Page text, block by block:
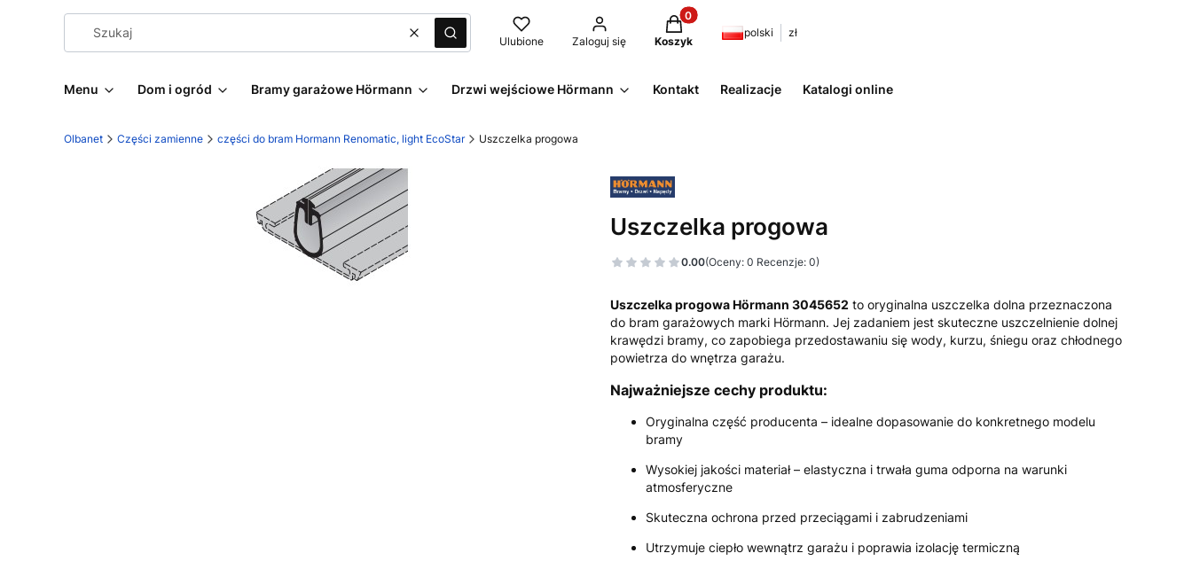
WyczyśćSzukaj Ulubione Zaloguj się
Produkty w koszyku: 0. Zobacz szczegóły
Koszyk
polski zł
Menu Dom i ogród Bramy garażowe Hörmann Drzwi wejściowe Hörmann Kontakt Realizacje Katalogi online
Olbanet Części zamienne części do bram Hormann Renomatic, light EcoStar Uszczelka progowa
Uszczelka progowa
0.00(Oceny: 0 Recenzje: 0)
Uszczelka progowa Hörmann 3045652 to oryginalna uszczelka dolna przeznaczona
do bram garażowych marki Hörmann. Jej zadaniem jest skuteczne uszczelnienie dolnej
krawędzi bramy, co zapobiega przedostawaniu się wody, kurzu, śniegu oraz chłodnego
powietrza do wnętrza garażu.
Najważniejsze cechy produktu:
Oryginalna część producenta – idealne dopasowanie do konkretnego modelu
bramy
Wysokiej jakości materiał – elastyczna i trwała guma odporna na warunki
atmosferyczne
Skuteczna ochrona przed przeciągami i zabrudzeniami
Utrzymuje ciepło wewnątrz garażu i poprawia izolację termiczną